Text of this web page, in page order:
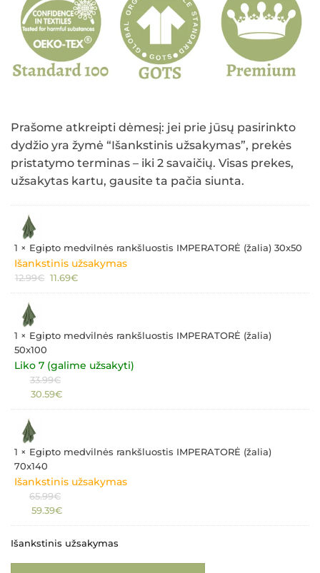
Prašome atkreipti dėmesį: jei prie jūsų pasirinkto
dydžio yra žymė “Išankstinis užsakymas”, prekės
pristatymo terminas – iki 2 savaičių. Visas prekes,
užsakytas kartu, gausite ta pačia siunta.
1 × Egipto medvilnės rankšluostis IMPERATORĖ (žalia) 30x50
Išankstinis užsakymas
12.99€ Original
price
11.69€Current
price
1 × Egipto medvilnės rankšluostis IMPERATORĖ (žalia)
50x100
Liko 7 (galime užsakyti)
33.99€
was:
30.59€Current
price
1 × Egipto medvilnės rankšluostis IMPERATORĖ (žalia)
70x140
Išankstinis užsakymas
65.99€
was:
65.99€.
59.39€Current
price
Išankstinis užsakymas